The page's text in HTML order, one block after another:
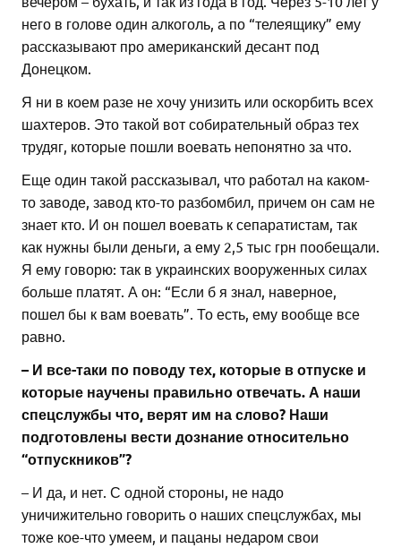
него в голове один алкоголь, а по “телеящику” ему
рассказывают про американский десант под
Донецком.
Я ни в коем разе не хочу унизить или оскорбить всех
шахтеров. Это такой вот собирательный образ тех
трудяг, которые пошли воевать непонятно за что.
Еще один такой рассказывал, что работал на каком-
то заводе, завод кто-то разбомбил, причем он сам не
знает кто. И он пошел воевать к сепаратистам, так
как нужны были деньги, а ему 2,5 тыс грн пообещали.
Я ему говорю: так в украинских вооруженных силах
больше платят. А он: “Если б я знал, наверное,
пошел бы к вам воевать”. То есть, ему вообще все
равно.
– И все-таки по поводу тех, которые в отпуске и
которые научены правильно отвечать. А наши
спецслужбы что, верят им на слово? Наши
подготовлены вести дознание относительно
“отпускников”?
– И да, и нет. С одной стороны, не надо
уничижительно говорить о наших спецслужбах, мы
тоже кое-что умеем, и пацаны недаром свои